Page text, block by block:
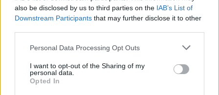
also be disclosed by us to third parties on the IAB’s List of
Downstream Participants that may further disclose it to other
Personal Data Processing Opt Outs
I want to opt-out of the Sharing of my
personal data.
Opted In